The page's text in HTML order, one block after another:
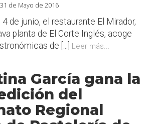
de Mayo de 2016
de junio, el restaurante El Mirador,
planta de El Corte Inglés, acoge
de [...] Leer más...
García gana la
del
Regional